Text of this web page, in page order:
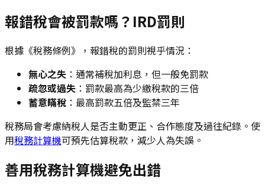
報錯稅會被罰款嗎？IRD罰則
根據《稅務條例》，報錯稅的罰則視乎情況：
無心之失 ：通常補稅加利息，但一般免罰款
疏忽或過失 ：罰款最高為少繳稅款的三倍
蓄意瞞稅 ：最高罰款五倍及監禁三年
稅務局會考慮納稅人是否主動更正、合作態度及過往紀錄。使
用稅務計算機可預先估算稅款，減少人為失誤。
善用稅務計算機避免出錯